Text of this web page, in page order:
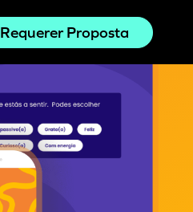
Requerer Proposta